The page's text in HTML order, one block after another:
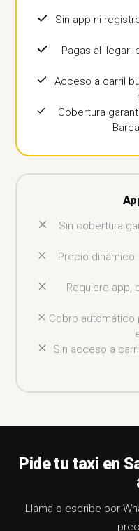
Sin app ni
Pagas al llegar:
Acceso a carril
Cobertura
Sin cobertura
Precio
Requiere app,
Cobro automático
Sin acceso a
Pide tu taxi en
Llama o escribe por